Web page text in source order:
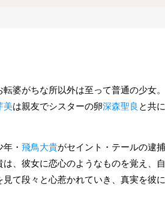
婆がちな所以外は至って普通の少女
美は親友でシスターの卵深森聖良 と共
・ 飛鳥大貴がセイント・テールの逮
、彼女に恋心のようなものを覚え、
見て段々と心惹かれていき、真実を彼